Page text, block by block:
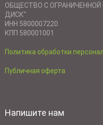
ОБЩЕСТВО С
ДИСК"
ИНН 5800007220
КПП 580001001
Политика обработки
Публичная оферта
Напишите нам